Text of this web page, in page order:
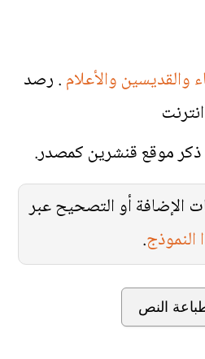
والقديسين والأعلام. رصد
انترنت
موقع قنشرين كمصدر.
الإضافة أو التصحيح عبر
النموذج.
النص